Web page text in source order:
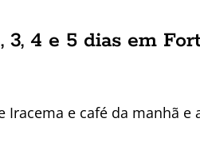
3, 4 e 5 dias em
Iracema e café da manhã